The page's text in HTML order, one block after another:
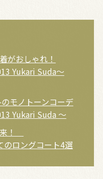
がおしゃれ！
Yukari Suda～
モノトーンコーデ
Yukari Suda ～
！
のロングコート4選